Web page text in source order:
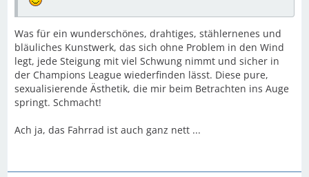
Was für ein wunderschönes, drahtiges, stählernenes und
bläuliches Kunstwerk, das sich ohne Problem in den Wind
legt, jede Steigung mit viel Schwung nimmt und sicher in
der Champions League wiederfinden lässt. Diese pure,
sexualisierende Ästhetik, die mir beim Betrachten ins Auge
springt. Schmacht!
Ach ja, das Fahrrad ist auch ganz nett ...